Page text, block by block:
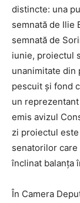
distincte: una
semnată de Ilie
semnată de
iunie, proiectul
unanimitate din
pescuit și fond
un
emis avizul
zi proiectul
senatorilor care
înclinat balanța
În Camera